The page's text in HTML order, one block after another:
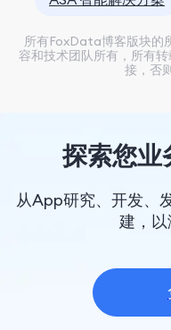
所有FoxData博客版块的
容和技术团队所有，所有
接，否
探索您业
从App研究、开发、
建，以